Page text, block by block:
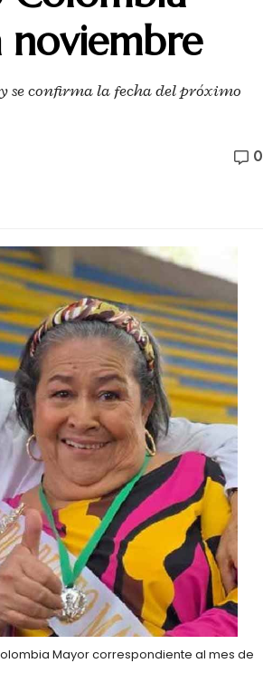
se confirma la fecha del próximo
0
Mayor correspondiente al mes de